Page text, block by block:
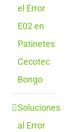
el Error
E02 en
Patinetes
Cecotec
Bongo
Soluciones
al Error